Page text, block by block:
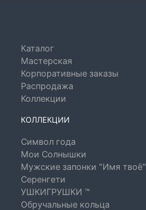
Каталог
Мастерская
Корпоративные заказы
Распродажа
Коллекции
КОЛЛЕКЦИИ
Символ года
Мои Солнышки
Мужские запонки "Имя твоё"
Серенгети
УШКИГРУШКИ ™
Обручальные кольца